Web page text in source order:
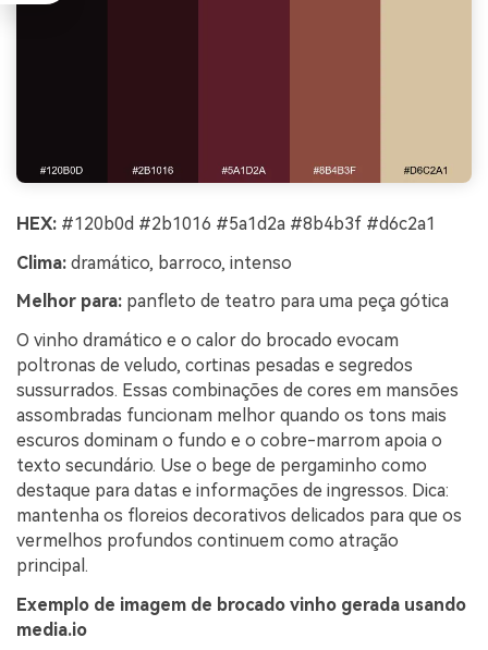
HEX: #120b0d #2b1016 #5a1d2a #8b4b3f #d6c2a1
Clima: dramático, barroco, intenso
Melhor para: panfleto de teatro para uma peça gótica
O vinho dramático e o calor do brocado evocam
poltronas de veludo, cortinas pesadas e segredos
sussurrados. Essas combinações de cores em mansões
assombradas funcionam melhor quando os tons mais
escuros dominam o fundo e o cobre-marrom apoia o
texto secundário. Use o bege de pergaminho como
destaque para datas e informações de ingressos. Dica:
mantenha os floreios decorativos delicados para que os
vermelhos profundos continuem como atração
principal.
Exemplo de imagem de brocado vinho gerada usando
media.io